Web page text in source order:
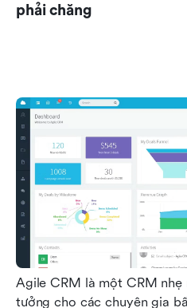
phải chăng
Agile CRM là một CRM
tưởng cho các chuyên gia